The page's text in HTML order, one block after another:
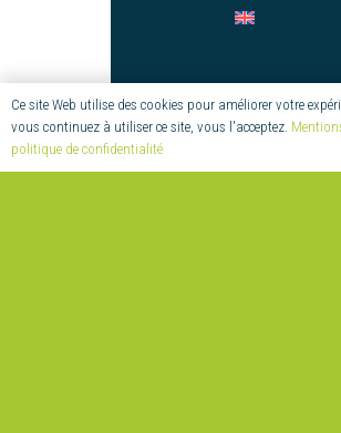
CONTACT
+33 (0)2 97 55 08
70
Ce site Web utilise des cookies pour améliorer votre
vous continuez à utiliser ce site, vous l'acceptez.
politique de confidentialité